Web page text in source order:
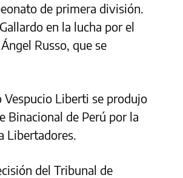
de primera división.
en la lucha por el
Russo, que se
Liberti se produjo
Binacional de Perú por la
Libertadores.
del Tribunal de